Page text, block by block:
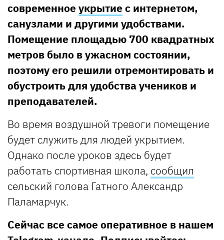
современное укрытие с интернетом,
санузлами и другими удобствами.
Помещение площадью 700 квадратных
метров было в ужасном состоянии,
поэтому его решили отремонтировать и
обустроить для удобства учеников и
преподавателей.
Во время воздушной тревоги помещение
будет служить для людей укрытием.
Однако после уроков здесь будет
работать спортивная школа, сообщил
сельский голова Гатного Александр
Паламарчук.
Сейчас все самое оперативное в нашем